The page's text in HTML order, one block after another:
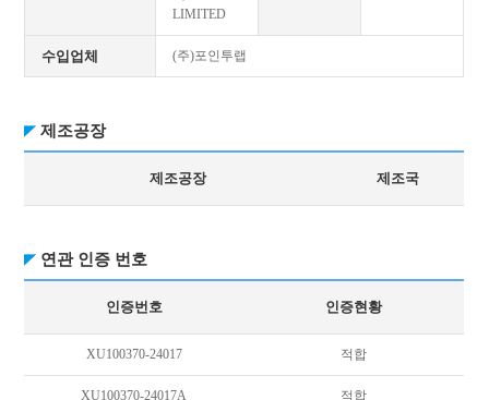
LIMITED
수입업체 (주)포인투랩
제조공장
제조공장 제조국
연관 인증 번호
인증번호 인증현황
XU100370-24017 적합
XU100370-24017A 적합